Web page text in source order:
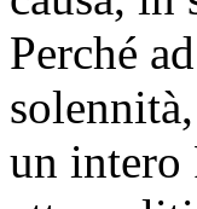
Perché
un intero